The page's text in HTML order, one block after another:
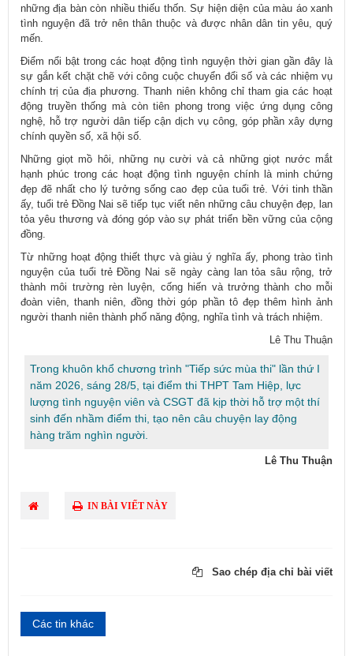
những địa bàn còn nhiều thiếu thốn. Sự hiện diện của màu áo xanh
tình nguyện đã trở nên thân thuộc và được nhân dân tin yêu, quý
mến.
Điểm nổi bật trong các hoạt động tình nguyện thời gian gần đây là
sự gắn kết chặt chẽ với công cuộc chuyển đổi số và các nhiệm vụ
chính trị của địa phương. Thanh niên không chỉ tham gia các hoạt
động truyền thống mà còn tiên phong trong việc ứng dụng công
nghệ, hỗ trợ người dân tiếp cận dịch vụ công, góp phần xây dựng
chính quyền số, xã hội số.
Những giọt mồ hôi, những nụ cười và cả những giọt nước mắt
hạnh phúc trong các hoạt động tình nguyện chính là minh chứng
đẹp đẽ nhất cho lý tưởng sống cao đẹp của tuổi trẻ. Với tinh thần
ấy, tuổi trẻ Đồng Nai sẽ tiếp tục viết nên những câu chuyện đẹp, lan
tỏa yêu thương và đóng góp vào sự phát triển bền vững của cộng
đồng.
Từ những hoạt động thiết thực và giàu ý nghĩa ấy, phong trào tình
nguyện của tuổi trẻ Đồng Nai sẽ ngày càng lan tỏa sâu rộng, trở
thành môi trường rèn luyện, cống hiến và trưởng thành cho mỗi
đoàn viên, thanh niên, đồng thời góp phần tô đẹp thêm hình ảnh
người thanh niên thành phố năng động, nghĩa tình và trách nhiệm.
​Lê Thu Thuận
Trong khuôn khổ chương trình "Tiếp sức mùa thi" lần thứ I
năm 2026, sáng 28/5, tại điểm thi THPT Tam Hiệp, lực
lượng tình nguyện viên và CSGT đã kịp thời hỗ trợ một thí
sinh đến nhầm điểm thi, tạo nên câu chuyện lay động
hàng trăm nghìn người.
Lê Thu Thuận
IN BÀI VIẾT NÀY
Sao chép địa chỉ bài viết
Các tin khác